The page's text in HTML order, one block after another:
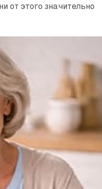
от этого значительно